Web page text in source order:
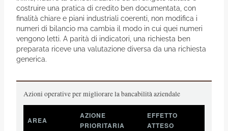
costruire una pratica di credito ben documentata, con
finalità chiare e piani industriali coerenti, non modifica i
numeri di bilancio ma cambia il modo in cui quei numeri
vengono letti. A parità di indicatori, una richiesta ben
preparata riceve una valutazione diversa da una richiesta
generica.
Azioni operative per migliorare la bancabilità aziendale
AREA
AZIONE
PRIORITARIA
EFFETTO
ATTESO